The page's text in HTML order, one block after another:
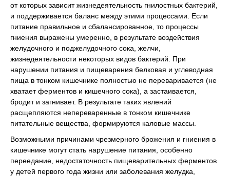
от которых зависит жизнедеятельность гнилостных бактерий,
и поддерживается баланс между этими процессами. Если
питание правильное и сбалансированное, то процессы
гниения выражены умеренно, в результате воздействия
желудочного и поджелудочного сока, желчи,
жизнедеятельности некоторых видов бактерий. При
нарушении питания и пищеварения белковая и углеводная
пища в тонком кишечнике полностью не переваривается (не
хватает ферментов и кишечного сока), а застаивается,
бродит и загнивает. В результате таких явлений
расщепляются непереваренные в тонком кишечнике
питательные вещества, формируются каловые массы.
Возможными причинами чрезмерного брожения и гниения в
кишечнике могут стать нарушение питания, особенно
переедание, недостаточность пищеварительных ферментов
у детей первого года жизни или заболевания желудка,